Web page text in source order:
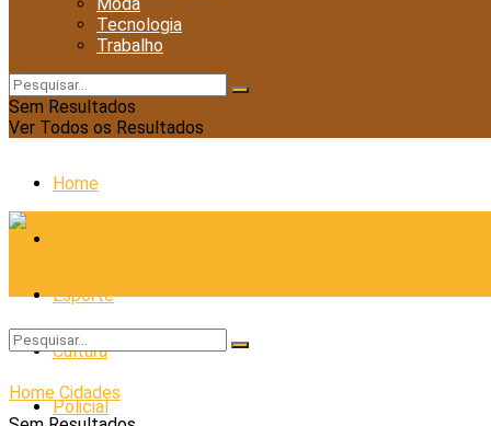
Tecnologia
Trabalho
Sem Resultados
Ver Todos os Resultados
Home
Esporte
Cultura
Policial
Home Cidades